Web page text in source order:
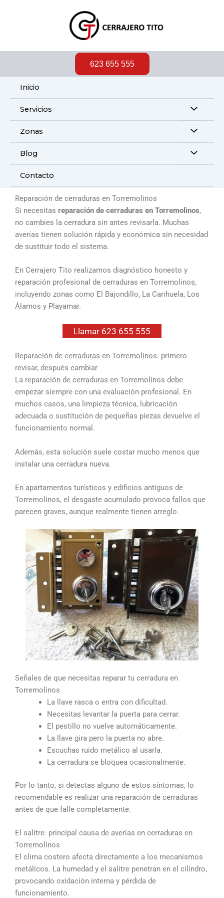
623 655 555
Inicio
Servicios
Zonas
Blog
Contacto
Reparación de cerraduras en Torremolinos
Si necesitas reparación de cerraduras en Torremolinos,
no cambies la cerradura sin antes revisarla. Muchas
averías tienen solución rápida y económica sin necesidad
de sustituir todo el sistema.
En Cerrajero Tito realizamos diagnóstico honesto y
reparación profesional de cerraduras en Torremolinos,
incluyendo zonas como El Bajondillo, La Carihuela, Los
Álamos y Playamar.
Llamar 623 655 555
Reparación de cerraduras en Torremolinos: primero
revisar, después cambiar
La reparación de cerraduras en Torremolinos debe
empezar siempre con una evaluación profesional. En
muchos casos, una limpieza técnica, lubricación
adecuada o sustitución de pequeñas piezas devuelve el
funcionamiento normal.
Además, esta solución suele costar mucho menos que
instalar una cerradura nueva.
En apartamentos turísticos y edificios antiguos de
Torremolinos, el desgaste acumulado provoca fallos que
parecen graves, aunque realmente tienen arreglo.
Señales de que necesitas reparar tu cerradura en
Torremolinos
La llave rasca o entra con dificultad.
Necesitas levantar la puerta para cerrar.
El pestillo no vuelve automáticamente.
La llave gira pero la puerta no abre.
Escuchas ruido metálico al usarla.
La cerradura se bloquea ocasionalmente.
Por lo tanto, si detectas alguno de estos síntomas, lo
recomendable es realizar una reparación de cerraduras
antes de que falle completamente.
El salitre: principal causa de averías en cerraduras en
Torremolinos
El clima costero afecta directamente a los mecanismos
metálicos. La humedad y el salitre penetran en el cilindro,
provocando oxidación interna y pérdida de
funcionamiento.